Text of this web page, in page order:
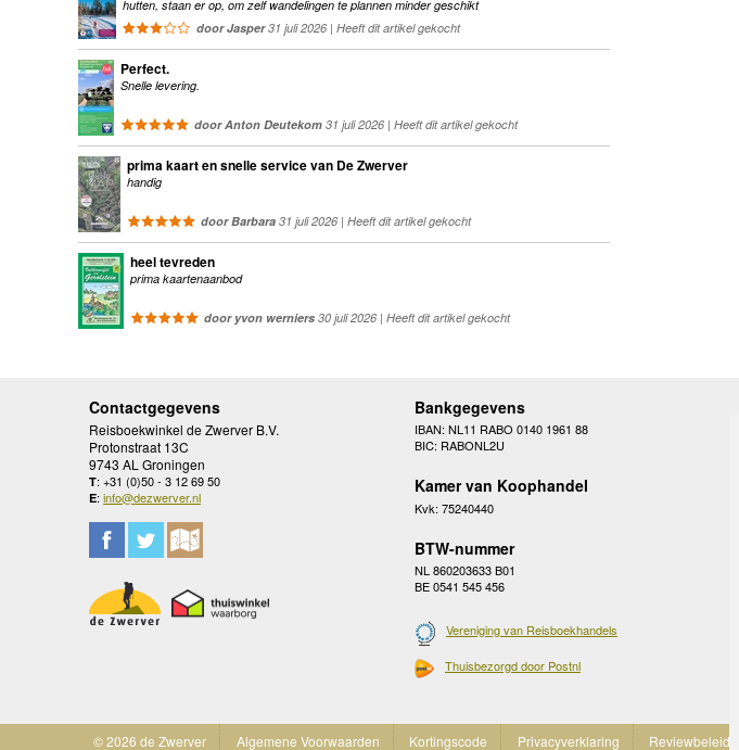
hutten, staan er op, om zelf wandelingen te plannen minder geschikt
door Jasper31 juli 2026 | Heeft dit artikel gekocht
Perfect.
Snelle levering.
door Anton Deutekom 31 juli 2026 | Heeft dit artikel gekocht
prima kaart en snelle service van De Zwerver
handig
door Barbara 31 juli 2026 | Heeft dit artikel gekocht
heel tevreden
prima kaartenaanbod
door yvon werniers 30 juli 2026 | Heeft dit artikel gekocht
Contactgegevens
Reisboekwinkel de Zwerver B.V.
Protonstraat 13C
9743 AL Groningen
T: +31 (0)50 - 3 12 69 50
E: info@dezwerver.nl
Bankgegevens
IBAN: NL11 RABO 0140 1961 88
BIC: RABONL2U
Kamer van Koophandel
Kvk: 75240440
BTW-nummer
NL 860203633 B01
BE 0541 545 456
Vereniging van Reisboekhandels
Thuisbezorgd door Postnl
© 2026 de Zwerver Algemene Voorwaarden Kortingscode Privacyverklaring Reviewbeleid